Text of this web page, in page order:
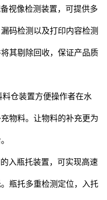
视像检测装置，可提供多
码检测以及打印内容检测
其剔除回收，保证产品质
仓装置方便操作者在水
物料。让物料的补充更为
入瓶托装置，可实现高速
瓶托多重检测定位，入托